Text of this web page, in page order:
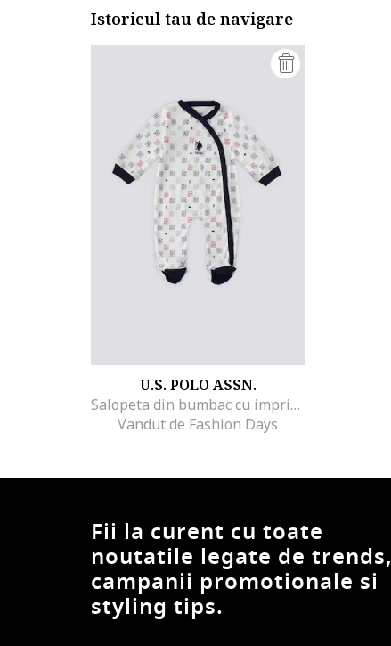
Istoricul tau de navigare
U.S. POLO ASSN.
Salopeta din bumbac cu imprimeu logo
Vandut de Fashion Days
Fii la curent cu toate
noutatile legate de trends,
campanii promotionale si
styling tips.